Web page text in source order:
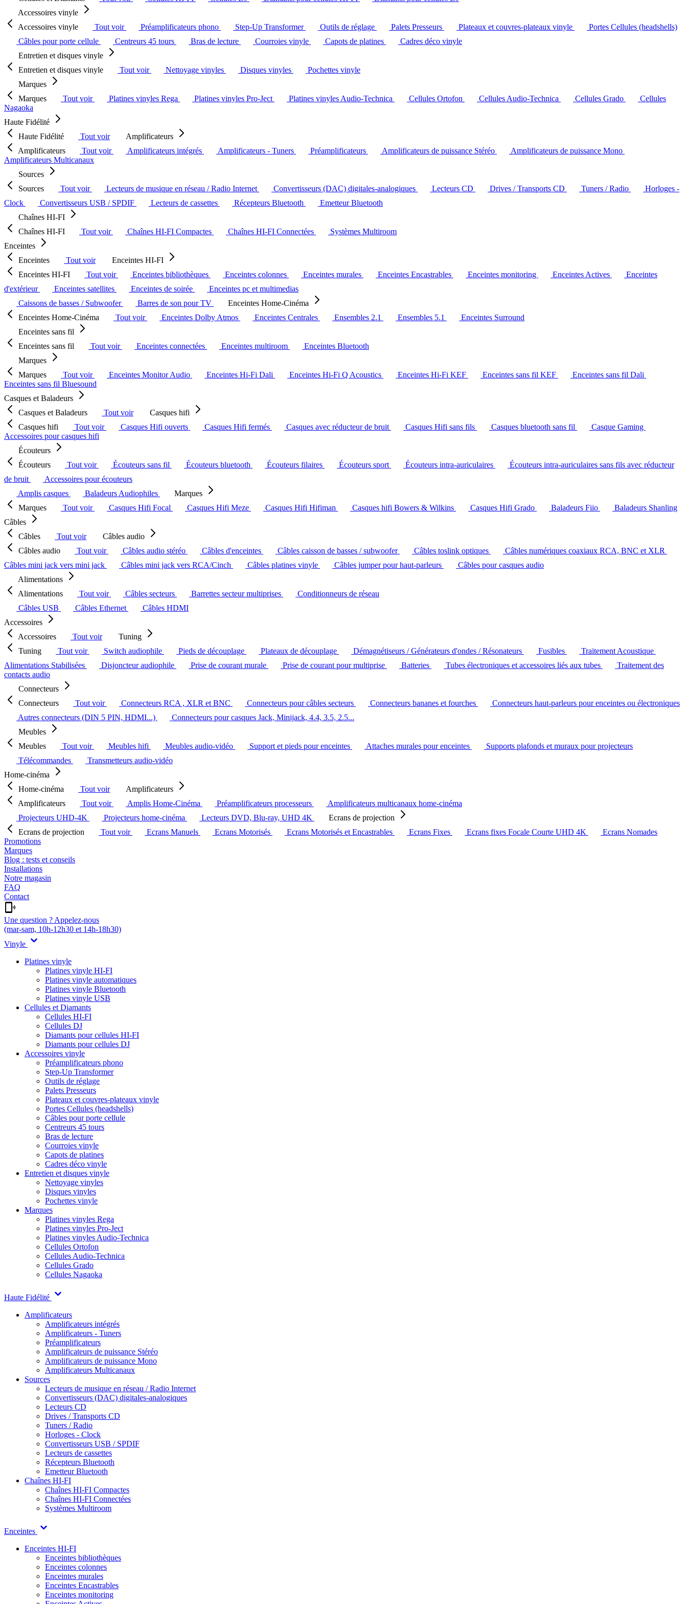
Accessoires vinyle
Accessoires vinyle
Tout voir Préamplificateurs phono Step-Up Transformer Outils de réglage Palets Presseurs Plateaux et couvres-plateaux vinyle
Portes Cellules (headshells)
Câbles pour porte cellule
Centreurs 45 tours Bras de lecture Courroies vinyle Capots de platines
Cadres déco vinyle
Entretien et disques vinyle
Entretien et disques vinyle
Tout voir Nettoyage vinyles Disques vinyles
Pochettes vinyle
Marques
Marques
Tout voir Platines vinyles Rega Platines vinyles Pro-Ject Platines vinyles Audio-Technica Cellules Ortofon Cellules Audio-Technica Cellules Grado
Cellules
Nagaoka
Haute Fidélité
Haute Fidélité
Tout voir
Amplificateurs
Amplificateurs
Tout voir Amplificateurs intégrés Amplificateurs - Tuners Préamplificateurs Amplificateurs de puissance Stéréo
Amplificateurs de puissance Mono
Amplificateurs Multicanaux
Sources
Sources
Tout voir Lecteurs de musique en réseau / Radio Internet Convertisseurs (DAC) digitales-analogiques Lecteurs CD Drives / Transports CD Tuners / Radio
Horloges -
Clock
Convertisseurs USB / SPDIF Lecteurs de cassettes Récepteurs Bluetooth
Emetteur Bluetooth
Chaînes HI-FI
Chaînes HI-FI
Tout voir Chaînes HI-FI Compactes Chaînes HI-FI Connectées
Systèmes Multiroom
Enceintes
Enceintes
Tout voir
Enceintes HI-FI
Enceintes HI-FI
Tout voir Enceintes bibliothèques Enceintes colonnes Enceintes murales Enceintes Encastrables Enceintes monitoring Enceintes Actives
Enceintes
d'extérieur
Enceintes satellites Enceintes de soirée
Enceintes pc et multimedias
Caissons de basses / Subwoofer
Barres de son pour TV
Enceintes Home-Cinéma
Enceintes Home-Cinéma
Tout voir Enceintes Dolby Atmos Enceintes Centrales Ensembles 2.1 Ensembles 5.1
Enceintes Surround
Enceintes sans fil
Enceintes sans fil
Tout voir Enceintes connectées Enceintes multiroom
Enceintes Bluetooth
Marques
Marques
Tout voir Enceintes Monitor Audio Enceintes Hi-Fi Dali Enceintes Hi-Fi Q Acoustics Enceintes Hi-Fi KEF Enceintes sans fil KEF
Enceintes sans fil Dali
Enceintes sans fil Bluesound
Casques et Baladeurs
Casques et Baladeurs
Tout voir
Casques hifi
Casques hifi
Tout voir Casques Hifi ouverts Casques Hifi fermés Casques avec réducteur de bruit Casques Hifi sans fils Casques bluetooth sans fil
Casque Gaming
Accessoires pour casques hifi
Écouteurs
Écouteurs
Tout voir Écouteurs sans fil Écouteurs bluetooth Écouteurs filaires Écouteurs sport Écouteurs intra-auriculaires
Écouteurs intra-auriculaires sans fils avec réducteur
de bruit
Accessoires pour écouteurs
Amplis casques
Baladeurs Audiophiles
Marques
Marques
Tout voir Casques Hifi Focal Casques Hifi Meze Casques Hifi Hifiman Casques hifi Bowers & Wilkins Casques Hifi Grado Baladeurs Fiio
Baladeurs Shanling
Câbles
Câbles
Tout voir
Câbles audio
Câbles audio
Tout voir Câbles audio stéréo Câbles d'enceintes Câbles caisson de basses / subwoofer Câbles toslink optiques
Câbles numériques coaxiaux RCA, BNC et XLR
Câbles mini jack vers mini jack
Câbles mini jack vers RCA/Cinch Câbles platines vinyle Câbles jumper pour haut-parleurs
Câbles pour casques audio
Alimentations
Alimentations
Tout voir Câbles secteurs Barrettes secteur multiprises
Conditionneurs de réseau
Câbles USB
Câbles Ethernet
Câbles HDMI
Accessoires
Accessoires
Tout voir
Tuning
Tuning
Tout voir Switch audiophile Pieds de découplage Plateaux de découplage Démagnétiseurs / Générateurs d'ondes / Résonateurs Fusibles
Traitement Acoustique
Alimentations Stabilisées
Disjoncteur audiophile Prise de courant murale Prise de courant pour multiprise Batteries Tubes électroniques et accessoires liés aux tubes
Traitement des
contacts audio
Connecteurs
Connecteurs
Tout voir Connecteurs RCA , XLR et BNC Connecteurs pour câbles secteurs Connecteurs bananes et fourches
Connecteurs haut-parleurs pour enceintes ou électroniques
Autres connecteurs (DIN 5 PIN, HDMI...)
Connecteurs pour casques Jack, Minijack, 4.4, 3.5, 2.5...
Meubles
Meubles
Tout voir Meubles hifi Meubles audio-vidéo Support et pieds pour enceintes Attaches murales pour enceintes
Supports plafonds et muraux pour projecteurs
Télécommandes
Transmetteurs audio-vidéo
Home-cinéma
Home-cinéma
Tout voir
Amplificateurs
Amplificateurs
Tout voir Amplis Home-Cinéma Préamplificateurs processeurs
Amplificateurs multicanaux home-cinéma
Projecteurs UHD-4K
Projecteurs home-cinéma Lecteurs DVD, Blu-ray, UHD 4K
Ecrans de projection
Ecrans de projection
Tout voir Ecrans Manuels Ecrans Motorisés Ecrans Motorisés et Encastrables Ecrans Fixes Ecrans fixes Focale Courte UHD 4K
Ecrans Nomades
Promotions
Marques
Blog : tests et conseils
Installations
Notre magasin
FAQ
Contact
Une question ? Appelez-nous
(mar-sam, 10h-12h30 et 14h-18h30)
Vinyle
Platines vinyle
Platines vinyle HI-FI
Platines vinyle automatiques
Platines vinyle Bluetooth
Platines vinyle USB
Cellules et Diamants
Cellules HI-FI
Cellules DJ
Diamants pour cellules HI-FI
Diamants pour cellules DJ
Accessoires vinyle
Préamplificateurs phono
Step-Up Transformer
Outils de réglage
Palets Presseurs
Plateaux et couvres-plateaux vinyle
Portes Cellules (headshells)
Câbles pour porte cellule
Centreurs 45 tours
Bras de lecture
Courroies vinyle
Capots de platines
Cadres déco vinyle
Entretien et disques vinyle
Nettoyage vinyles
Disques vinyles
Pochettes vinyle
Marques
Platines vinyles Rega
Platines vinyles Pro-Ject
Platines vinyles Audio-Technica
Cellules Ortofon
Cellules Audio-Technica
Cellules Grado
Cellules Nagaoka
Haute Fidélité
Amplificateurs
Amplificateurs intégrés
Amplificateurs - Tuners
Préamplificateurs
Amplificateurs de puissance Stéréo
Amplificateurs de puissance Mono
Amplificateurs Multicanaux
Sources
Lecteurs de musique en réseau / Radio Internet
Convertisseurs (DAC) digitales-analogiques
Lecteurs CD
Drives / Transports CD
Tuners / Radio
Horloges - Clock
Convertisseurs USB / SPDIF
Lecteurs de cassettes
Récepteurs Bluetooth
Emetteur Bluetooth
Chaînes HI-FI
Chaînes HI-FI Compactes
Chaînes HI-FI Connectées
Systèmes Multiroom
Enceintes
Enceintes HI-FI
Enceintes bibliothèques
Enceintes colonnes
Enceintes murales
Enceintes Encastrables
Enceintes monitoring